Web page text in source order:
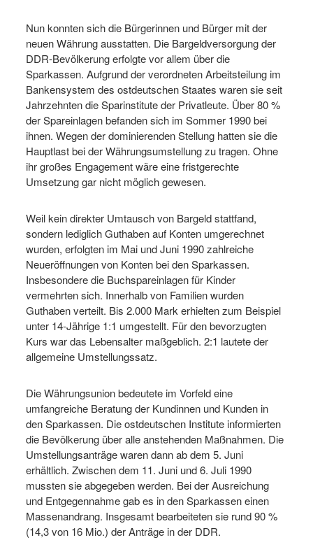
Nun konnten sich die Bürgerinnen und Bürger mit der
neuen Währung ausstatten. Die Bargeldversorgung der
DDR-Bevölkerung erfolgte vor allem über die
Sparkassen. Aufgrund der verordneten Arbeitsteilung im
Bankensystem des ostdeutschen Staates waren sie seit
Jahrzehnten die Sparinstitute der Privatleute. Über 80 %
der Spareinlagen befanden sich im Sommer 1990 bei
ihnen. Wegen der dominierenden Stellung hatten sie die
Hauptlast bei der Währungsumstellung zu tragen. Ohne
ihr großes Engagement wäre eine fristgerechte
Umsetzung gar nicht möglich gewesen.
Weil kein direkter Umtausch von Bargeld stattfand,
sondern lediglich Guthaben auf Konten umgerechnet
wurden, erfolgten im Mai und Juni 1990 zahlreiche
Neueröffnungen von Konten bei den Sparkassen.
Insbesondere die Buchspareinlagen für Kinder
vermehrten sich. Innerhalb von Familien wurden
Guthaben verteilt. Bis 2.000 Mark erhielten zum Beispiel
unter 14-Jährige 1:1 umgestellt. Für den bevorzugten
Kurs war das Lebensalter maßgeblich. 2:1 lautete der
allgemeine Umstellungssatz.
Die Währungsunion bedeutete im Vorfeld eine
umfangreiche Beratung der Kundinnen und Kunden in
den Sparkassen. Die ostdeutschen Institute informierten
die Bevölkerung über alle anstehenden Maßnahmen. Die
Umstellungsanträge waren dann ab dem 5. Juni
erhältlich. Zwischen dem 11. Juni und 6. Juli 1990
mussten sie abgegeben werden. Bei der Ausreichung
und Entgegennahme gab es in den Sparkassen einen
Massenandrang. Insgesamt bearbeiteten sie rund 90 %
(14,3 von 16 Mio.) der Anträge in der DDR.